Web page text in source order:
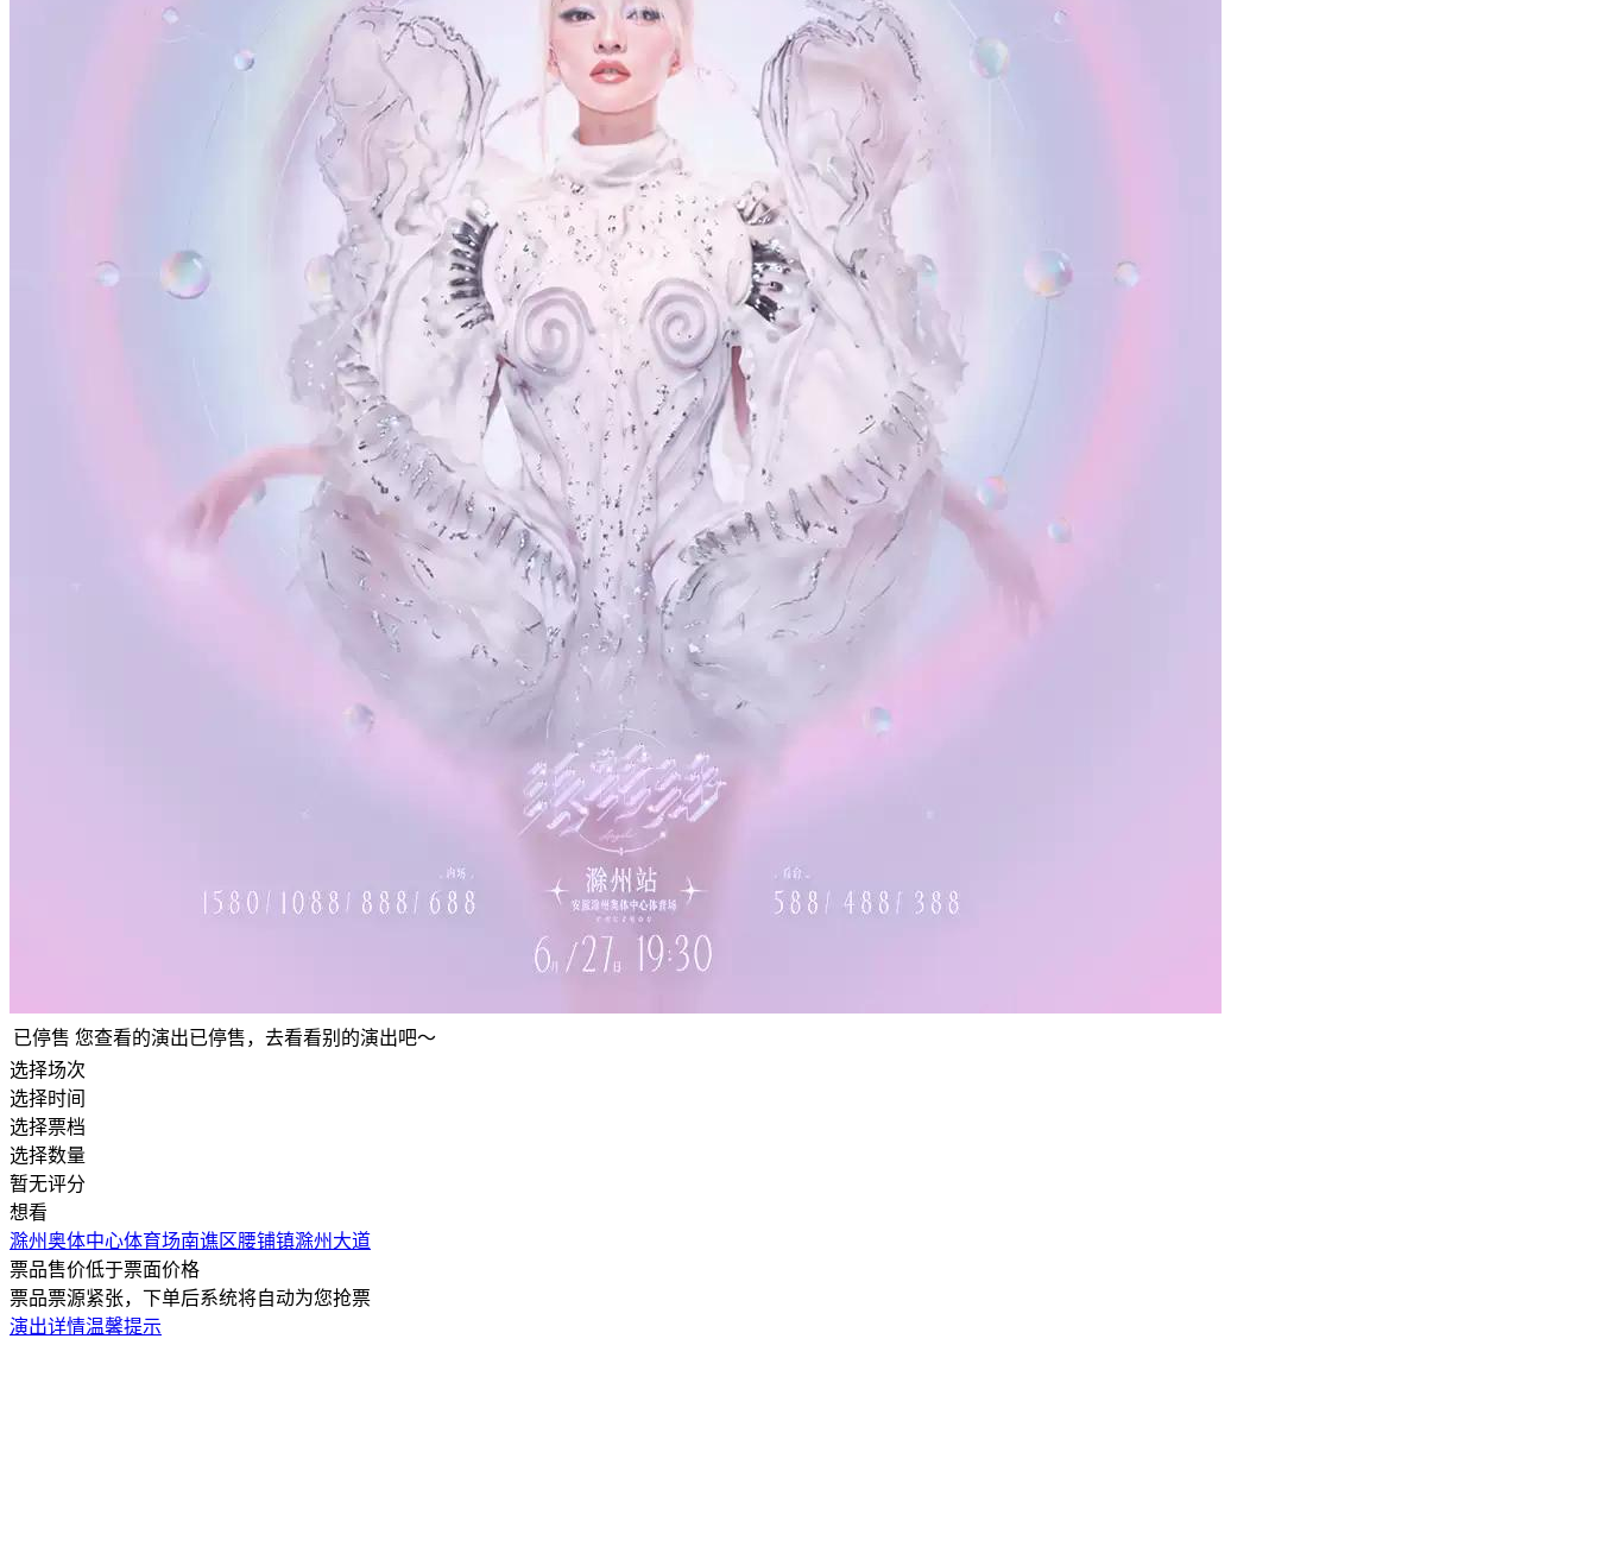
已停售 您查看的演出已停售，去看看别的演出吧～
选择场次
选择时间
选择票档
选择数量
暂无评分
想看
滁州奥体中心体育场南谯区腰铺镇滁州大道
票品售价低于票面价格
票品票源紧张，下单后系统将自动为您抢票
演出详情温馨提示